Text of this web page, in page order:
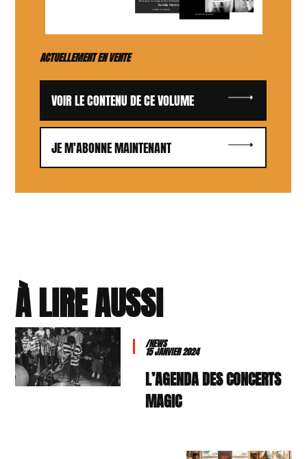
ACTUELLEMENT EN VENTE
VOIR LE CONTENU DE CE VOLUME
JE M'ABONNE MAINTENANT
À LIRE AUSSI
/NEWS
15 JANVIER 2024
L’AGENDA DES CONCERTS
MAGIC